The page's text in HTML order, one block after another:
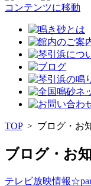
コンテンツに移動
TOP> ブログ・お
ブログ・お
テレビ放映情報